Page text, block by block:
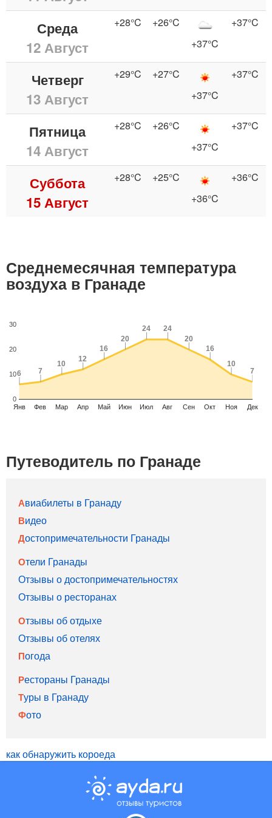
Среда
12 Август
+28°C
+26°C
+37°C
+37°C
Четверг
13 Август
+29°C
+27°C
+37°C
+37°C
Пятница
14 Август
+28°C
+26°C
+37°C
+37°C
Суббота
15 Август
+28°C
+25°C
+36°C
+36°C
Среднемесячная температура
воздуха в Гранаде
Янв Фев Мар Апр Май Июн Июл Авг Сен Окт Ноя Дек
0
10
20
30
6
6 7
7
10
10
12
12
16
16
20
20
24
24 24
24
20
20
16
16
10
10
7
7
Путеводитель по Гранаде
Авиабилеты в Гранаду
Видео
Достопримечательности Гранады
Отели Гранады
Отзывы о достопримечательностях
Отзывы о ресторанах
Отзывы об отдыхе
Отзывы об отелях
Погода
Рестораны Гранады
Туры в Гранаду
Фото
как обнаружить короеда